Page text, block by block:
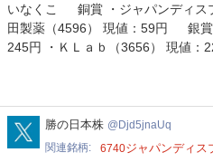
いなくこ 銅賞 ・ジャパンディス
田製薬（4596） 現値：59円 銀賞
245円 ・ＫＬａｂ（3656） 現値
Djd5jnaUq
勝の日本株 Djd5jnaUq
関連銘柄
6740ジャパンディス